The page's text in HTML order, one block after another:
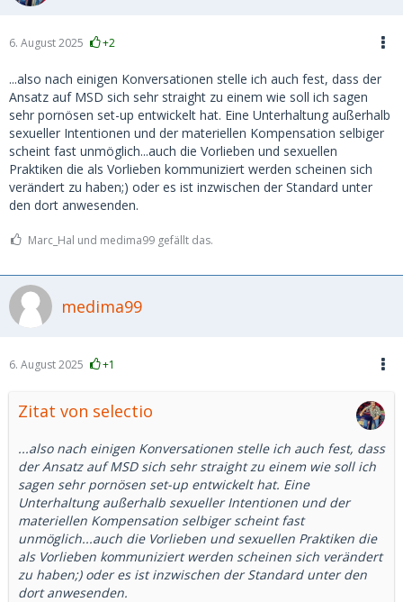
6. August 2025 +2
...also nach einigen Konversationen stelle ich auch fest, dass der
Ansatz auf MSD sich sehr straight zu einem wie soll ich sagen
sehr pornösen set-up entwickelt hat. Eine Unterhaltung außerhalb
sexueller Intentionen und der materiellen Kompensation selbiger
scheint fast unmöglich...auch die Vorlieben und sexuellen
Praktiken die als Vorlieben kommuniziert werden scheinen sich
verändert zu haben;) oder es ist inzwischen der Standard unter
den dort anwesenden.
Marc_Hal und medima99 gefällt das.
medima99
6. August 2025 +1
Zitat von selectio
...also nach einigen Konversationen stelle ich auch fest, dass
der Ansatz auf MSD sich sehr straight zu einem wie soll ich
sagen sehr pornösen set-up entwickelt hat. Eine
Unterhaltung außerhalb sexueller Intentionen und der
materiellen Kompensation selbiger scheint fast
unmöglich...auch die Vorlieben und sexuellen Praktiken die
als Vorlieben kommuniziert werden scheinen sich verändert
zu haben;) oder es ist inzwischen der Standard unter den
dort anwesenden.